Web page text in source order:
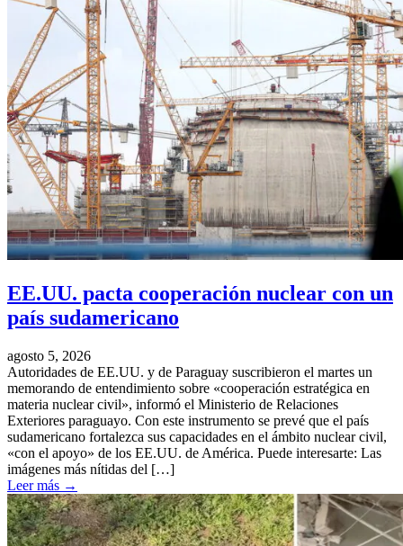
EE.UU. pacta cooperación nuclear con un
país sudamericano
agosto 5, 2026
Autoridades de EE.UU. y de Paraguay suscribieron el martes un
memorando de entendimiento sobre «cooperación estratégica en
materia nuclear civil», informó el Ministerio de Relaciones
Exteriores paraguayo. Con este instrumento se prevé que el país
sudamericano fortalezca sus capacidades en el ámbito nuclear civil,
«con el apoyo» de los EE.UU. de América. Puede interesarte: Las
imágenes más nítidas del […]
Leer más →